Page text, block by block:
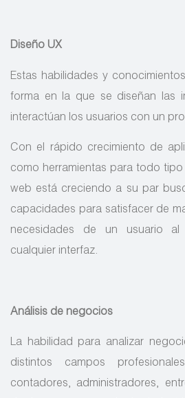
Diseño UX
Estas habilidades y
forma en la que se diseñan las
interactúan los usuarios con un
Con el rápido crecimiento de
como herramientas para todo
web está creciendo a su par
capacidades para satisfacer de
necesidades de un usuario al
cualquier interfaz.
Análisis de negocios
La habilidad para analizar
distintos campos
contadores, administradores,